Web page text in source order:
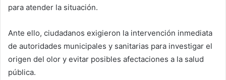
para atender la situación.
Ante ello, ciudadanos exigieron la intervención inmediata
de autoridades municipales y sanitarias para investigar el
origen del olor y evitar posibles afectaciones a la salud
pública.